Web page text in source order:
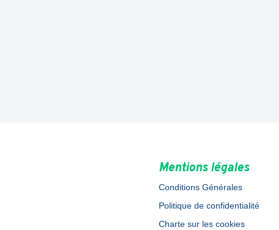
Mentions légales
Conditions Générales
Politique de confidentialité
Charte sur les cookies